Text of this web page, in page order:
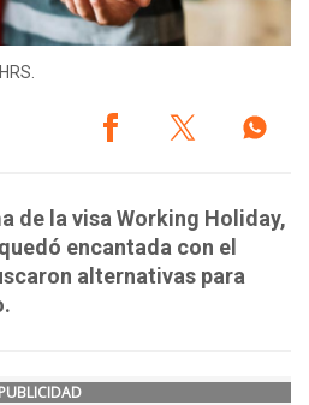
de la visa Working Holiday,
encantada con el
alternativas para
PUBLICIDAD